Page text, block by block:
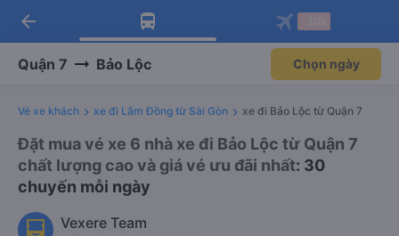
Tải app Vexere ngay!
Nhận ưu đãi thành viên độc
Mở app
Tải app Vexere
-30k/ghế khi đặt vé máy bay qua
Mở app
arrow_back
Quận 7 Bảo Lộc Chọn ngày
Vé xe khách xe đi Lâm Đồng từ Sài Gòn xe đi Bảo Lộc từ Quận 7
Đặt mua vé xe 6 nhà xe đi Bảo Lộc từ Quận 7
chất lượng cao và giá vé ưu đãi nhất: 30
chuyến mỗi ngày
Vexere Team